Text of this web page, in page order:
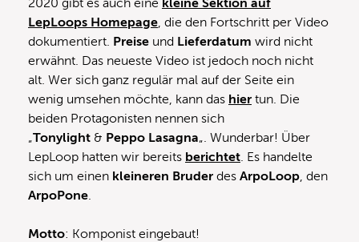
2020 gibt es auch eine kleine Sektion auf
LepLoops Homepage, die den Fortschritt per Video
dokumentiert. Preise und Lieferdatum wird nicht
erwähnt. Das neueste Video ist jedoch noch nicht
alt. Wer sich ganz regulär mal auf der Seite ein
wenig umsehen möchte, kann das hier tun. Die
beiden Protagonisten nennen sich
„Tonylight & Peppo Lasagna„. Wunderbar! Über
LepLoop hatten wir bereits berichtet. Es handelte
sich um einen kleineren Bruder des ArpoLoop, den
ArpoPone.
Motto: Komponist eingebaut!